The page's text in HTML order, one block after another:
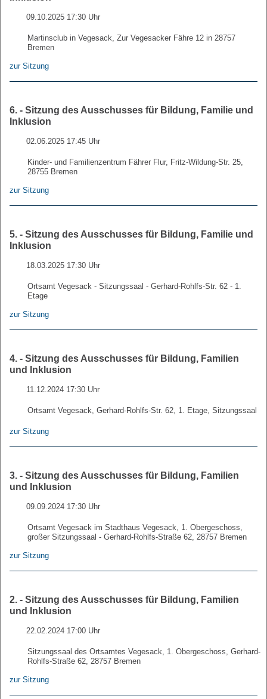
09.10.2025 17:30 Uhr
Martinsclub in Vegesack, Zur Vegesacker Fähre 12 in 28757
Bremen
zur Sitzung
6. - Sitzung des Ausschusses für Bildung, Familie und
Inklusion
02.06.2025 17:45 Uhr
Kinder- und Familienzentrum Fährer Flur, Fritz-Wildung-Str. 25,
28755 Bremen
zur Sitzung
5. - Sitzung des Ausschusses für Bildung, Familie und
Inklusion
18.03.2025 17:30 Uhr
Ortsamt Vegesack - Sitzungssaal - Gerhard-Rohlfs-Str. 62 - 1.
Etage
zur Sitzung
4. - Sitzung des Ausschusses für Bildung, Familien
und Inklusion
11.12.2024 17:30 Uhr
Ortsamt Vegesack, Gerhard-Rohlfs-Str. 62, 1. Etage, Sitzungssaal
zur Sitzung
3. - Sitzung des Ausschusses für Bildung, Familien
und Inklusion
09.09.2024 17:30 Uhr
Ortsamt Vegesack im Stadthaus Vegesack, 1. Obergeschoss,
großer Sitzungssaal - Gerhard-Rohlfs-Straße 62, 28757 Bremen
zur Sitzung
2. - Sitzung des Ausschusses für Bildung, Familien
und Inklusion
22.02.2024 17:00 Uhr
Sitzungssaal des Ortsamtes Vegesack, 1. Obergeschoss, Gerhard-
Rohlfs-Straße 62, 28757 Bremen
zur Sitzung